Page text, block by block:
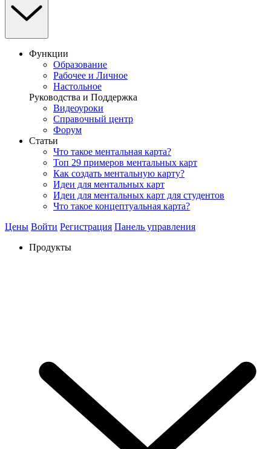
Функции
Образование
Рабочее и Личное
Настольное
Руководства и Поддержка
Видеоуроки
Справочный центр
Форум
Статьи
Что такое ментальная карта?
Топ 29 примеров ментальных карт
Как создать ментальную карту?
Идеи для ментальных карт
Идеи для ментальных карт для студентов
Что такое концептуальная карта?
Цены Войти Регистрация Панель управления
Продукты